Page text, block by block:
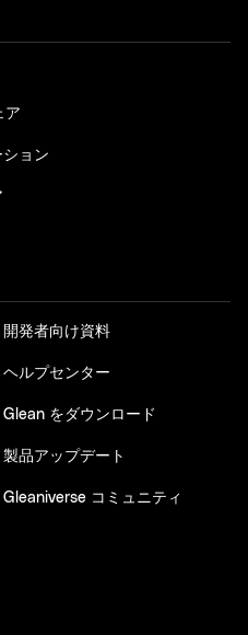
ア
ョン
開発者向け資料
ヘルプセンター
Glean をダウンロード
製品アップデート
Gleaniverse コミュニティ